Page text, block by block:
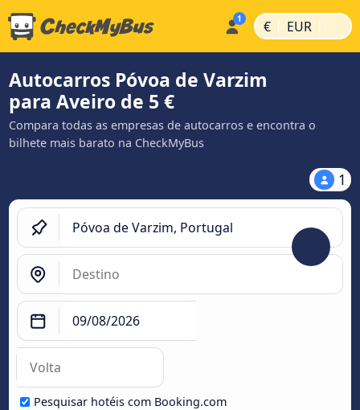
€ | EUR |
Autocarros Póvoa de Varzim
para Aveiro de 5 €
Compara todas as empresas de autocarros e encontra o
bilhete mais barato na CheckMyBus
1
Pesquisar hotéis com Booking.com